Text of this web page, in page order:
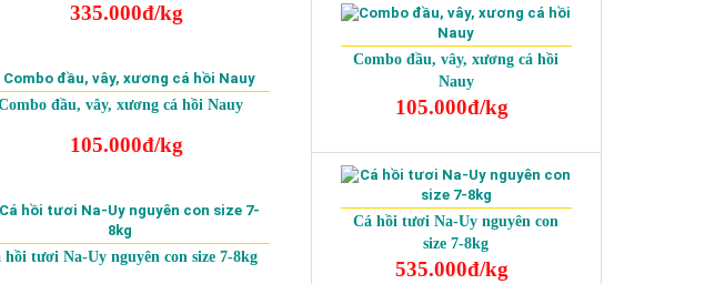
335.000đ/kg
đầu, vây, xương cá hồi Nauy
105.000đ/kg
hồi tươi Na-Uy nguyên con size 7-8kg
Combo đầu, vây, xương cá hồi
Nauy
105.000đ/kg
Cá hồi tươi Na-Uy nguyên con
size 7-8kg
535.000đ/kg